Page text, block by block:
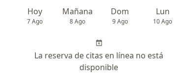
Hoy
7 Ago
Mañana
8 Ago
Dom
9 Ago
Lun
10 Ago
La reserva de citas en línea no está
disponible